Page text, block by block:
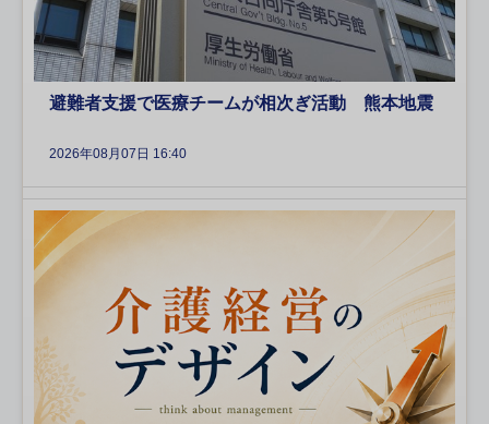
避難者支援で医療チームが相次ぎ活動 熊本地震
2026年08月07日 16:40